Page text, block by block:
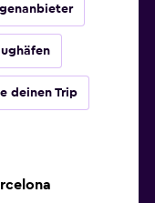
deinen Trip